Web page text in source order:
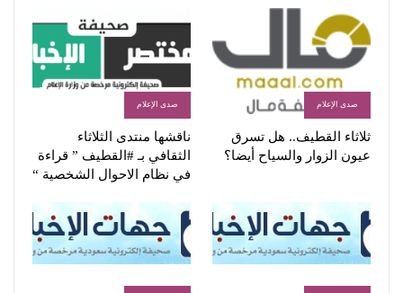
صدى الإعلام
ثلاثاء القطيف.. هل تسرق
عيون الزوار والسياح أيضا؟
صدى الإعلام
ناقشها منتدى الثلاثاء
الثقافي بـ #القطيف ” قراءة
في نظام الاحوال الشخصية “